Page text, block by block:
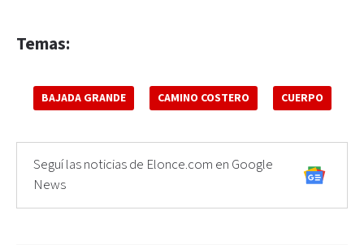
Temas:
BAJADA GRANDE CAMINO COSTERO CUERPO
Seguí las noticias de Elonce.com en Google
News